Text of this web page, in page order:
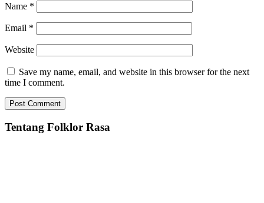
Name *
Email *
Website
Save my name, email, and website in this browser for the next
time I comment.
Tentang Folklor Rasa